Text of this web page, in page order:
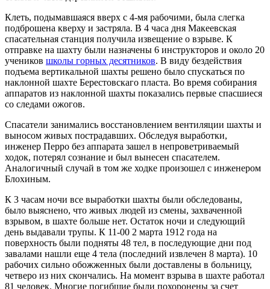
Клеть, подымавшаяся вверх с 4-мя рабочими, была слегка
подброшена кверху и застряла. В 4 часа дня Макеевская
спасательная станция получила извещение о взрыве. К
отправке на шахту были назначены 6 инструкторов и около 20
учеников школы горных десятников. В виду бездействия
подъема вертикальной шахты решено было спускаться по
наклонной шахте Берестовскаго пласта. Во время собирания
аппаратов из наклонной шахты показались первые спасшиеся
со следами ожогов.
Спасатели занимались восстановлением вентиляции шахты и
выносом живых пострадавших. Обследуя выработки,
инженер Перро без аппарата зашел в непроветриваемый
ходок, потерял сознание и был вынесен спасателем.
Аналогичный случай в том же ходке произошел с инженером
Блохиным.
К 3 часам ночи все выработки шахты были обследованы,
было выяснено, что живых людей из смены, захваченной
взрывом, в шахте больше нет. Остаток ночи и следующий
день выдавали трупы. К 11-00 2 марта 1912 года на
поверхность были подняты 48 тел, в последующие дни под
завалами нашли еще 4 тела (последний извлечен 8 марта). 10
рабочих сильно обожженных были доставлены в больницу,
четверо из них скончались. На момент взрыва в шахте работал
81 человек. Многие погибшие были похоронены за счет